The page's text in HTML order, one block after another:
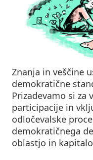
Znanja in veščine
demokratične
Prizadevamo si za
participacije in
odločevalske
demokratičnega
oblastjo in